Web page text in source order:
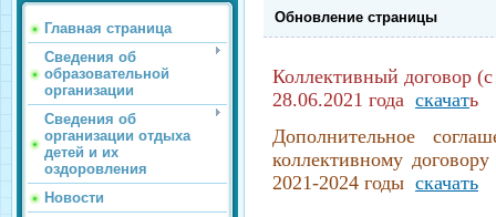
Главная страница
Сведения об
образовательной
организации
Сведения об
организации отдыха
детей и их
оздоровления
Новости
Обновление страницы
Коллективный договор
28.06.2021 года скачать
Дополнительное
коллективному
2021-2024 годы скачать